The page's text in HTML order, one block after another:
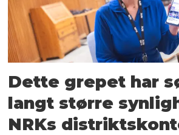
Dette grepet har
langt større
NRKs